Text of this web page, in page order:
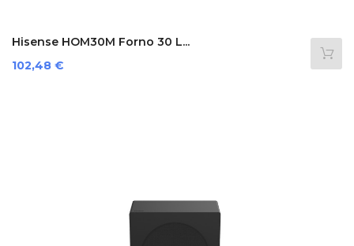
Hisense HOM30M Forno 30 L...
Prezzo
102,48 €